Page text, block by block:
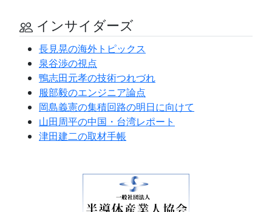
インサイダーズ
長見晃の海外トピックス
泉谷渉の視点
鴨志田元孝の技術つれづれ
服部毅のエンジニア論点
岡島義憲の集積回路の明日に向けて
山田周平の中国・台湾レポート
津田建二の取材手帳